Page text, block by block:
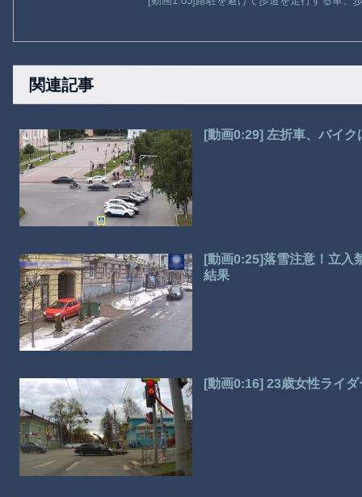
関連記事
[動画0:29] 左折車、バイク
[動画0:25]落雪注意！立入
結果
[動画0:16] 23歳女性ライ